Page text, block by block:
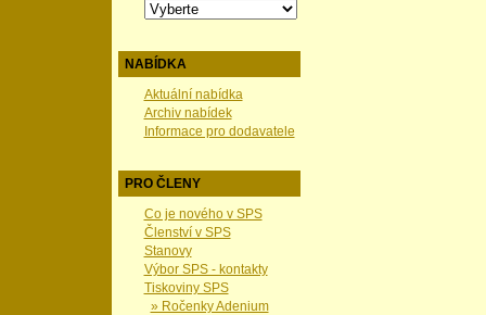
NABÍDKA
Aktuální nabídka
Archiv nabídek
Informace pro dodavatele
PRO ČLENY
Co je nového v SPS
Členství v SPS
Stanovy
Výbor SPS - kontakty
Tiskoviny SPS
» Ročenky Adenium